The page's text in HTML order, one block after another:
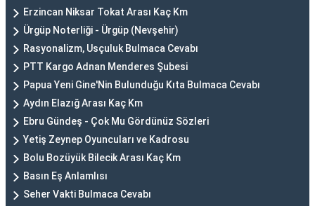
Erzincan Niksar Tokat Arası Kaç Km
Ürgüp Noterliği - Ürgüp (Nevşehir)
Rasyonalizm, Usçuluk Bulmaca Cevabı
PTT Kargo Adnan Menderes Şubesi
Papua Yeni Gine'Nin Bulunduğu Kıta Bulmaca Cevabı
Aydın Elazığ Arası Kaç Km
Ebru Gündeş - Çok Mu Gördünüz Sözleri
Yetiş Zeynep Oyuncuları ve Kadrosu
Bolu Bozüyük Bilecik Arası Kaç Km
Basın Eş Anlamlısı
Seher Vakti Bulmaca Cevabı